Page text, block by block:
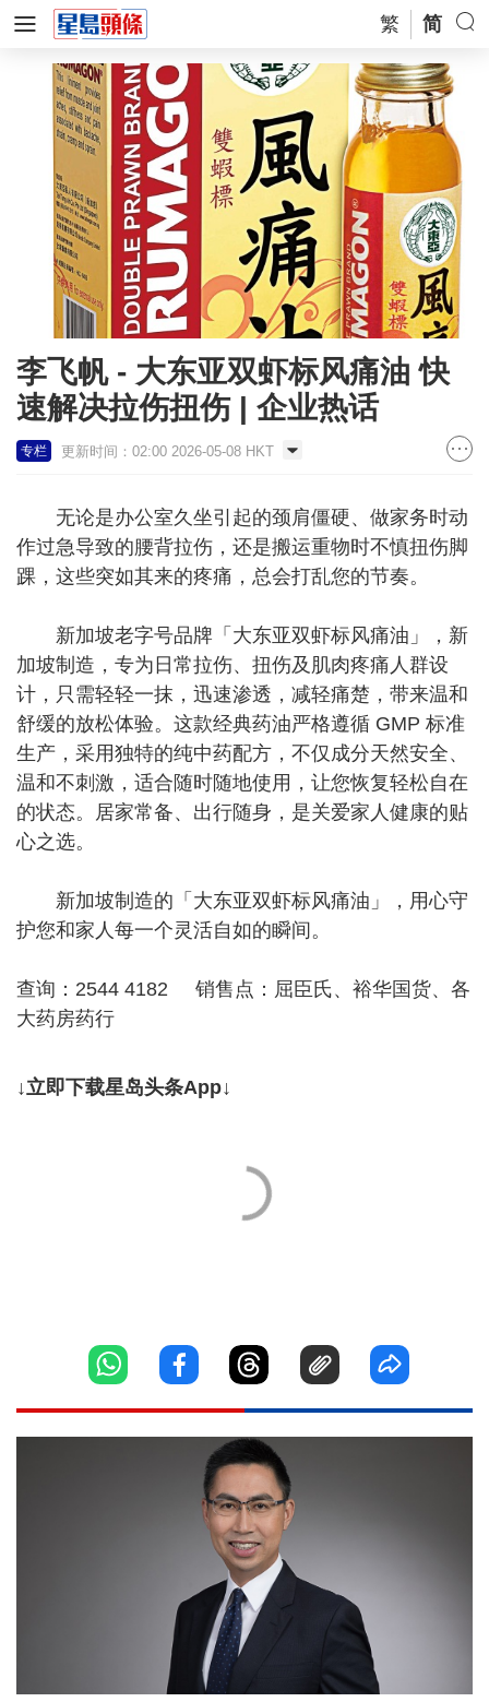
繁 简
李飞帆 - 大东亚双虾标风痛油 快
速解决拉伤扭伤 | 企业热话
专栏 更新时间：02:00 2026-05-08 HKT
无论是办公室久坐引起的颈肩僵硬、做家务时动
作过急导致的腰背拉伤，还是搬运重物时不慎扭伤脚
踝，这些突如其来的疼痛，总会打乱您的节奏。
新加坡老字号品牌「大东亚双虾标风痛油」，新
加坡制造，专为日常拉伤、扭伤及肌肉疼痛人群设
计，只需轻轻一抹，迅速渗透，减轻痛楚，带来温和
舒缓的放松体验。这款经典药油严格遵循 GMP 标准
生产，采用独特的纯中药配方，不仅成分天然安全、
温和不刺激，适合随时随地使用，让您恢复轻松自在
的状态。居家常备、出行随身，是关爱家人健康的贴
心之选。
新加坡制造的「大东亚双虾标风痛油」，用心守
护您和家人每一个灵活自如的瞬间。
查询：2544 4182 销售点：屈臣氏、裕华国货、各
大药房药行
↓立即下载星岛头条App↓